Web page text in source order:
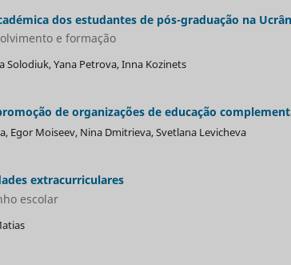
dos estudantes de pós-graduação na
e formação
Solodiuk, Yana Petrova, Inna Kozinets
de organizações de educação
Egor Moiseev, Nina Dmitrieva, Svetlana Levicheva
extracurriculares
escolar